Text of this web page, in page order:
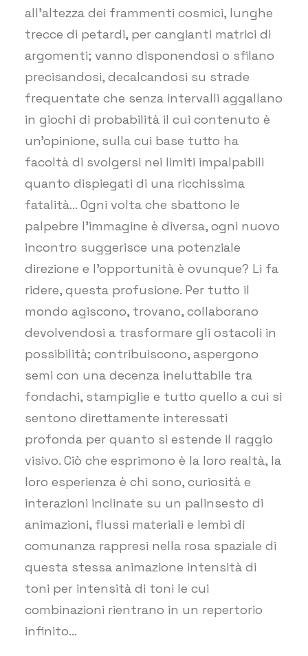
all’altezza dei frammenti cosmici, lunghe
trecce di petardi, per cangianti matrici di
argomenti; vanno disponendosi o sfilano
precisandosi, decalcandosi su strade
frequentate che senza intervalli aggallano
in giochi di probabilità il cui contenuto è
un’opinione, sulla cui base tutto ha
facoltà di svolgersi nei limiti impalpabili
quanto dispiegati di una ricchissima
fatalità… Ogni volta che sbattono le
palpebre l’immagine è diversa, ogni nuovo
incontro suggerisce una potenziale
direzione e l’opportunità è ovunque? Li fa
ridere, questa profusione. Per tutto il
mondo agiscono, trovano, collaborano
devolvendosi a trasformare gli ostacoli in
possibilità; contribuiscono, aspergono
semi con una decenza ineluttabile tra
fondachi, stampiglie e tutto quello a cui si
sentono direttamente interessati
profonda per quanto si estende il raggio
visivo. Ciò che esprimono è la loro realtà, la
loro esperienza è chi sono, curiosità e
interazioni inclinate su un palinsesto di
animazioni, flussi materiali e lembi di
comunanza rappresi nella rosa spaziale di
questa stessa animazione intensità di
toni per intensità di toni le cui
combinazioni rientrano in un repertorio
infinito…